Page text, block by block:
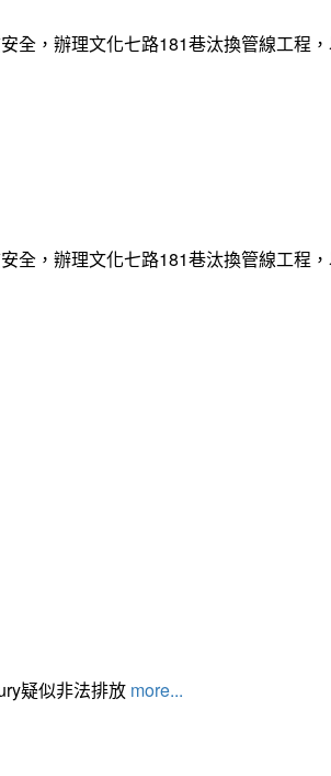
全，辦理文化七路181巷汰換管線工程
全，辦理文化七路181巷汰換管線工程
疑似非法排放 more...